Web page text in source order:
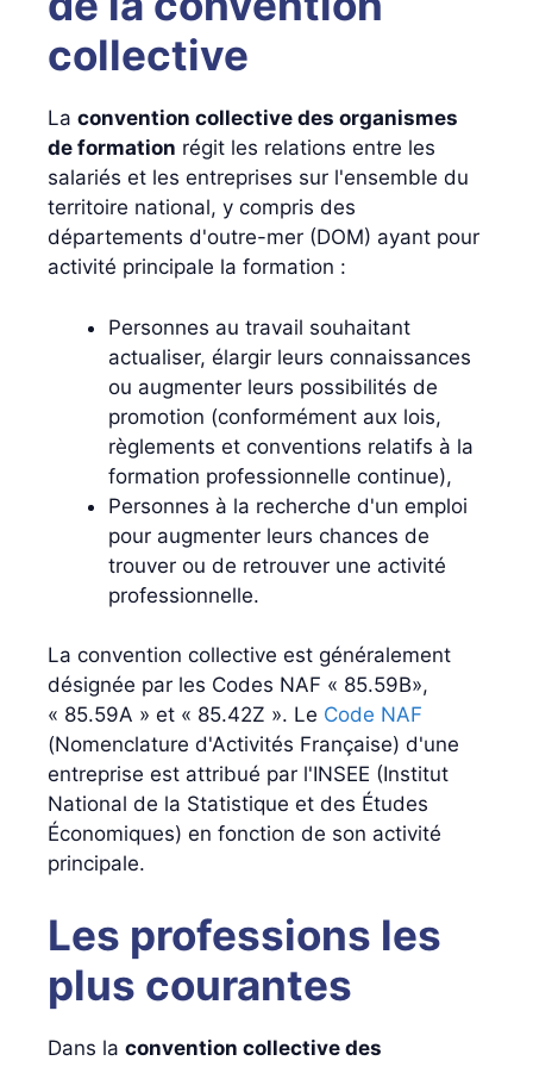
collective
La convention collective des organismes
de formation régit les relations entre les
salariés et les entreprises sur l'ensemble du
territoire national, y compris des
départements d'outre-mer (DOM) ayant pour
activité principale la formation :
Personnes au travail souhaitant
actualiser, élargir leurs connaissances
ou augmenter leurs possibilités de
promotion (conformément aux lois,
règlements et conventions relatifs à la
formation professionnelle continue),
Personnes à la recherche d'un emploi
pour augmenter leurs chances de
trouver ou de retrouver une activité
professionnelle.
La convention collective est généralement
désignée par les Codes NAF « 85.59B»,
« 85.59A » et « 85.42Z ». Le Code NAF
(Nomenclature d'Activités Française) d'une
entreprise est attribué par l'INSEE (Institut
National de la Statistique et des Études
Économiques) en fonction de son activité
principale.
Les professions les
plus courantes
Dans la convention collective des